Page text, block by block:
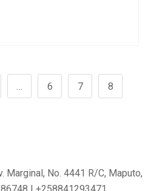
… 6 7
8
Marginal, No. 4441 R/C, Maputo,